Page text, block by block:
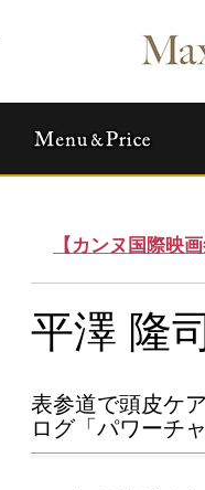
【カンヌ国際映
平澤 隆
表参道で頭皮ケ
ログ「パワーチ